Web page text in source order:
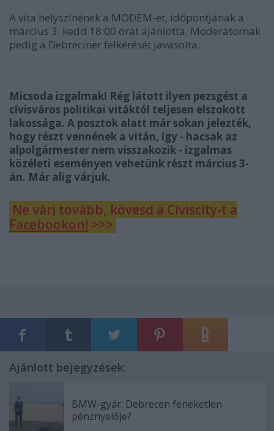
A vita helyszínének a MODEM-et, időpontjának a
március 3. kedd 18:00 órát ajánlotta. Moderátornak
pedig a Debreciner felkérését javasolta.
Micsoda izgalmak! Rég látott ilyen pezsgést a
cívisváros politikai vitáktól teljesen elszokott
lakossága. A posztok alatt már sokan jelezték,
hogy részt vennének a vitán, így - hacsak az
alpolgármester nem visszakozik - izgalmas
közéleti eseményen vehetünk részt március 3-
án. Már alig várjuk.
Ne várj tovább, kövesd a Cíviscity-t a
Facebookon! >>>
Ajánlott bejegyzések:
BMW-gyár: Debrecen feneketlen
pénznyelője?